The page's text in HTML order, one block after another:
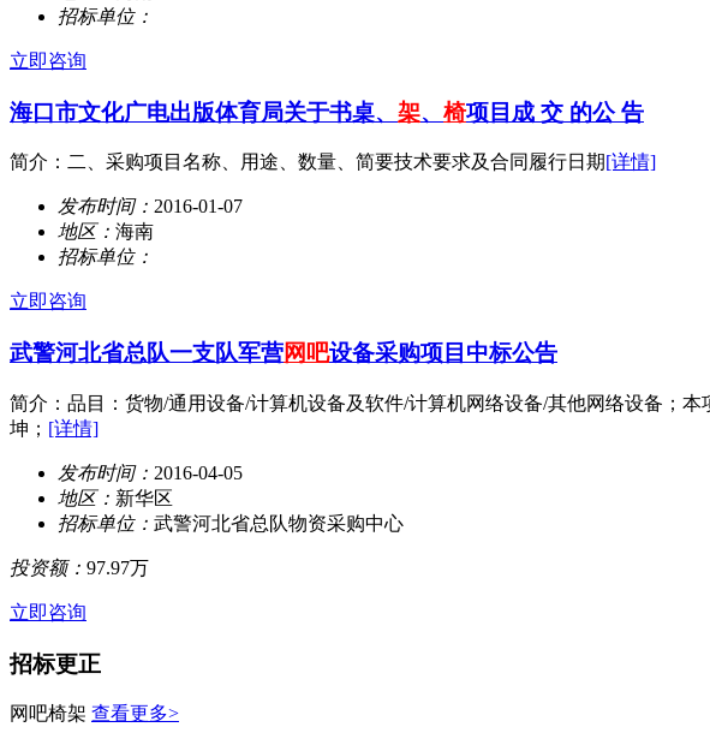
招标单位：
立即咨询
海口市文化广电出版体育局关于书桌、 架、 椅项目成 交 的公 告
简介：二、采购项目名称、用途、数量、简要技术要求及合同履行日期[详情]
发布时间： 2016-01-07
地区： 海南
招标单位：
立即咨询
武警河北省总队一支队军营网吧设备采购项目中标公告
简介：品目：货物/通用设备/计算机设备及软件/计算机网络设备/其他网络设备；
坤； [详情]
发布时间： 2016-04-05
地区： 新华区
招标单位： 武警河北省总队物资采购中心
投资额： 97.97万
立即咨询
招标更正
网吧椅架 查看更多>